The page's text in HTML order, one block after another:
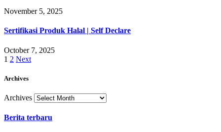
November 5, 2025
Sertifikasi Produk Halal | Self Declare
October 7, 2025
1 2 Next
Archives
Archives
Berita terbaru